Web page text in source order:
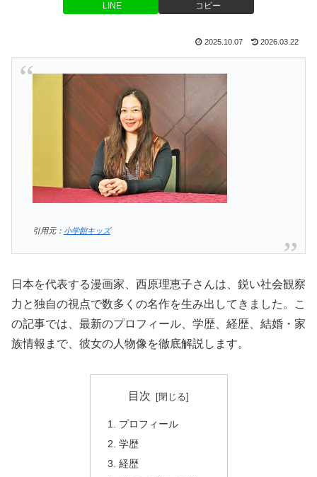
LINE コピー
2025.10.07 2026.03.22
引用元： 小学館キッズ
日本を代表する漫画家、西原理恵子さんは、鋭い社会観察
力と独自の視点で数多くの名作を生み出してきました。こ
の記事では、最新のプロフィール、学歴、経歴、結婚・家
族情報まで、彼女の人物像を徹底解説します。
目次
プロフィール
学歴
経歴